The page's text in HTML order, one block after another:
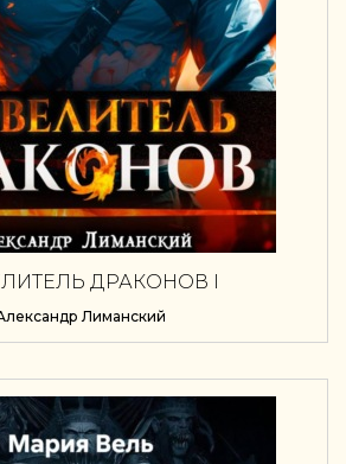
ДРАКОНОВ I
Лиманский